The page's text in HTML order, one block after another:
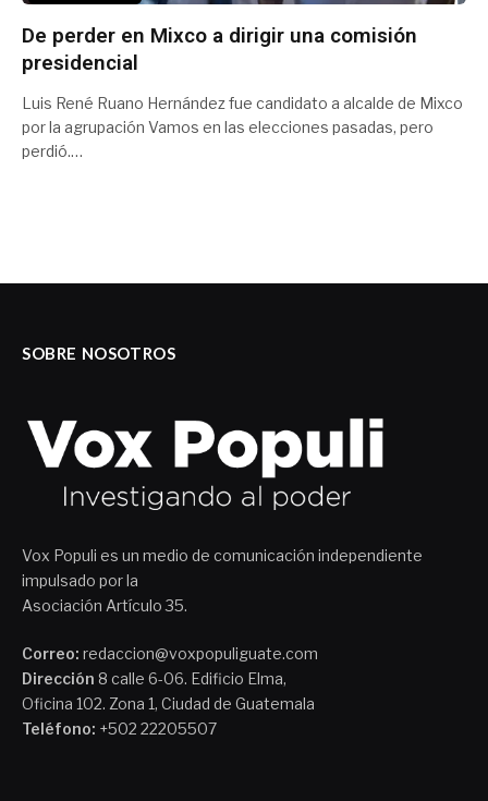
De perder en Mixco a dirigir una comisión
presidencial
Luis René Ruano Hernández fue candidato a alcalde de Mixco
por la agrupación Vamos en las elecciones pasadas, pero
perdió.…
SOBRE NOSOTROS
Vox Populi es un medio de comunicación independiente
impulsado por la
Asociación Artículo 35.
Correo: redaccion@voxpopuliguate.com
Dirección 8 calle 6-06. Edificio Elma,
Oficina 102. Zona 1, Ciudad de Guatemala
Teléfono: +502 22205507